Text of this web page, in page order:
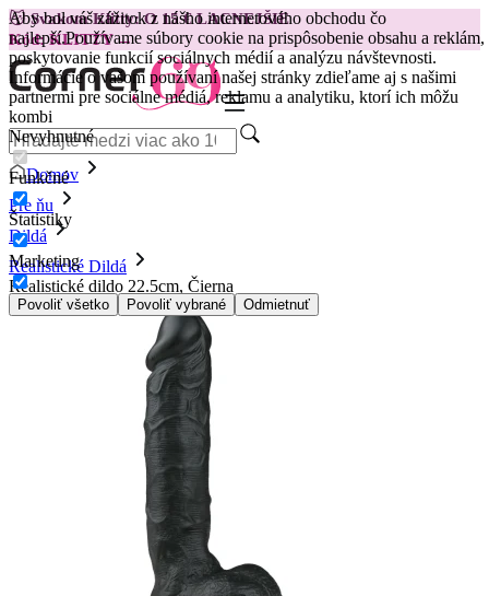
Aby bol váš zážitok z nášho internetového obchodu čo
najlepší.Používame súbory cookie na prispôsobenie obsahu a reklám,
poskytovanie funkcií sociálnych médií a analýzu návštevnosti.
Informácie o vašom používaní našej stránky zdieľame aj s našimi
partnermi pre sociálne médiá, reklamu a analytiku, ktorí ich môžu
kombi
Nevyhnutné
Funkčné
Štatistiky
Marketing
Povoliť všetko Povoliť vybrané Odmietnuť
😽Svakom Klitty: O 15 € LACNEJŠIE
Kód: KLITTY →
Domov
Pre ňu
Dildá
Realistické Dildá
Realistické dildo 22.5cm, Čierna